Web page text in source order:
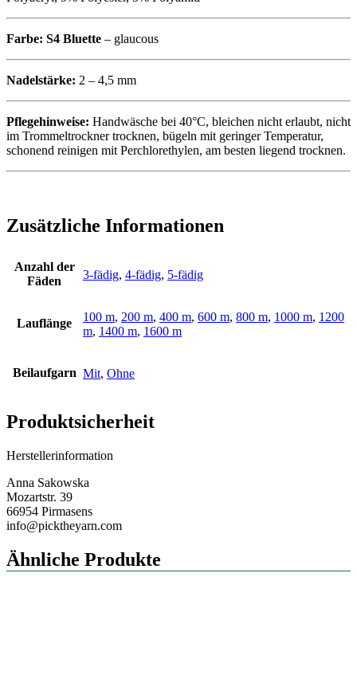
Farbe: S4 Bluette – glaucous
Nadelstärke: 2 – 4,5 mm
Pflegehinweise: Handwäsche bei 40°C, bleichen nicht erlaubt, nicht
im Trommeltrockner trocknen, bügeln mit geringer Temperatur,
schonend reinigen mit Perchlorethylen, am besten liegend trocknen.
Zusätzliche Informationen
Anzahl der
Fäden
3-fädig, 4-fädig, 5-fädig
Lauflänge 100 m, 200 m, 400 m, 600 m, 800 m, 1000 m, 1200
m, 1400 m, 1600 m
Beilaufgarn Mit, Ohne
Produktsicherheit
Herstellerinformation
Anna Sakowska
Mozartstr. 39
66954 Pirmasens
info@picktheyarn.com
Ähnliche Produkte